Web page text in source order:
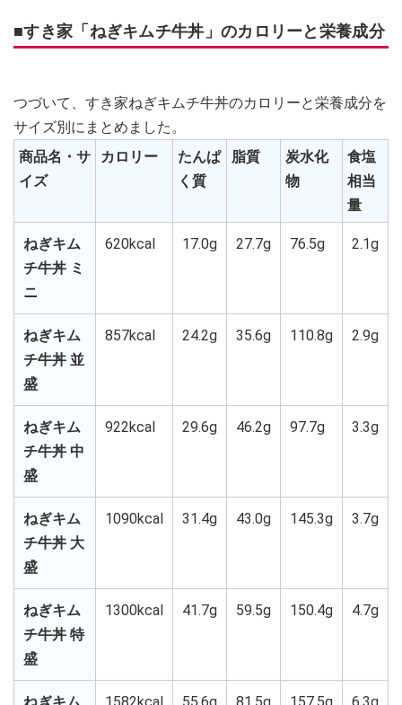
■すき家「ねぎキムチ牛丼」のカロリーと栄養成分
つづいて、すき家ねぎキムチ牛丼のカロリーと栄養成分を
サイズ別にまとめました。
商品名・サ
イズ
カロリー
たんぱ
く質
脂質
炭水化
物
食塩
相当
量
ねぎキム
チ牛丼 ミ
ニ
620kcal 17.0g 27.7g 76.5g 2.1g
ねぎキム
チ牛丼 並
盛
857kcal 24.2g 35.6g 110.8g 2.9g
ねぎキム
チ牛丼 中
盛
922kcal 29.6g 46.2g 97.7g 3.3g
ねぎキム
チ牛丼 大
盛
1090kcal 31.4g 43.0g 145.3g 3.7g
ねぎキム
チ牛丼 特
盛
1300kcal 41.7g 59.5g 150.4g 4.7g